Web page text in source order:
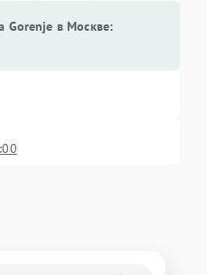
Gorenje в Москве: